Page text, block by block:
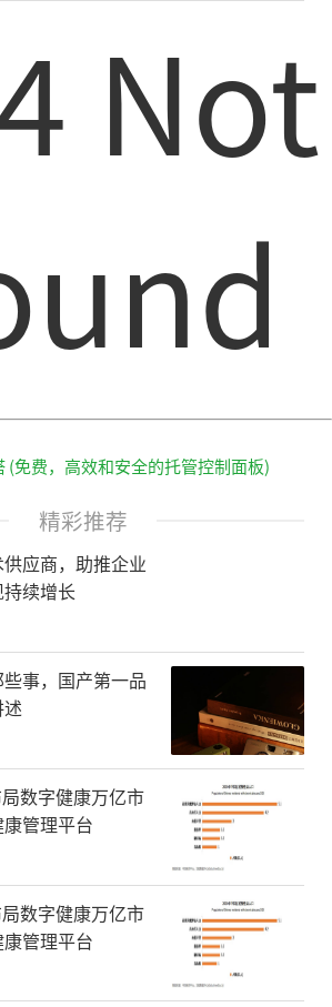
Not
(免费，高效和安全的托管控制面板)
精彩推荐
应商，助推企业
续增长
事，国产第一品
数字健康万亿市
管理平台
数字健康万亿市
管理平台